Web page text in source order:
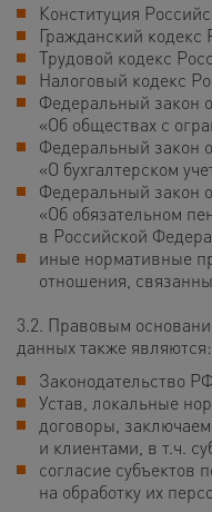
Конституция
Гражданский
Трудовой кодекс
Налоговый кодекс
Федеральный закон
«Об обществах с
Федеральный закон
«О бухгалтерском
Федеральный закон
«Об обязательном
в Российской
иные нормативные
отношения,
3.2. Правовым
данных также являются:
Законодательство
Устав, локальные
договоры,
и клиентами, в т.ч.
согласие субъектов
на обработку их